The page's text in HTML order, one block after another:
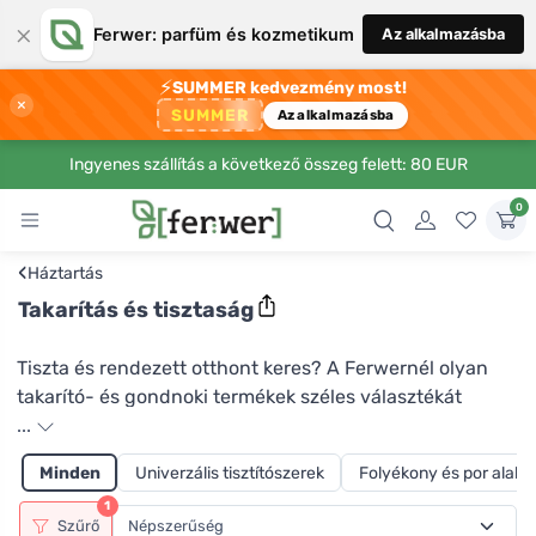
× Ferwer: parfüm és kozmetikum Az alkalmazásba
×
⚡SUMMER kedvezmény most!
SUMMER Az alkalmazásba
Ingyenes szállítás a következő összeg felett: 80 EUR
0
‹Háztartás
Takarítás és tisztaság
Tiszta és rendezett otthont keres? A Ferwernél olyan
takarító- és gondnoki termékek széles választékát
találja, amelyek megkönnyítik ezt a nehéz feladatot. És
még a minimalisták is örülhetnek, köszönhetően a
sokoldalú termékek széles választékának, amelyek az
otthon számos tevékenységhez és területhez
...
Minden Univerzális tisztítószerek Folyékony és por
Szűrő
1